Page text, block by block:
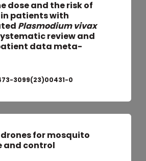
dose and the risk of
patients with
Plasmodium vivax
review and
data meta-
3099(23)00431-0
drones for mosquito
and control